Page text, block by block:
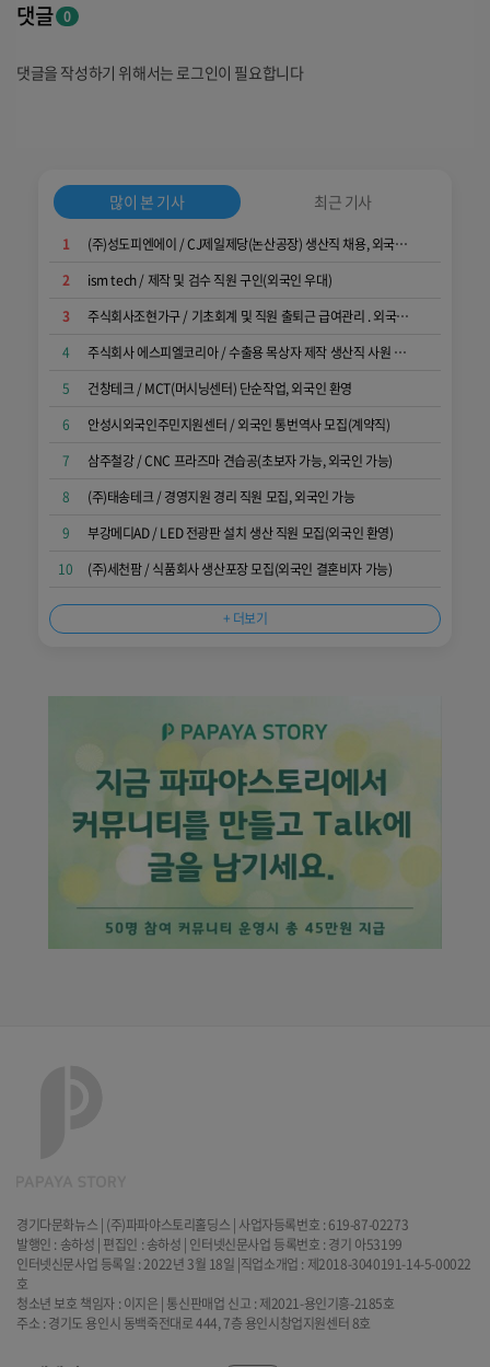
댓글 0
댓글을 작성하기 위해서는 로그인이 필요합니다
많이 본 기사 최근 기사
1
(주)성도피엔에이 / CJ제일제당(논산공장) 생산직 채용, 외국인 가능(F-2, F-4, F-5, F-6 가능), 단기계약 가능, 최대 실수령액 310만원 수준
2
ism tech / 제작 및 검수 직원 구인(외국인 우대)
3
주식회사조현가구 / 기초회계 및 직원 출퇴근 급여관리 . 외국인 관련업무를 해주실 인재를 모집합니다
4
주식회사 에스피엘코리아 / 수출용 목상자 제작 생산직 사원 모집
5
건창테크 / MCT(머시닝센터) 단순작업, 외국인 환영
6
안성시외국인주민지원센터 / 외국인 통번역사 모집(계약직)
7
삼주철강 / CNC 프라즈마 견습공(초보자 가능, 외국인 가능)
8
(주)태송테크 / 경영지원 경리 직원 모집, 외국인 가능
9
부강메디AD / LED 전광판 설치 생산 직원 모집(외국인 환영)
10
(주)세천팜 / 식품회사 생산포장 모집(외국인 결혼비자 가능)
+ 더보기
경기다문화뉴스 | (주)파파야스토리홀딩스 | 사업자등록번호 : 619-87-02273
발행인 : 송하성 | 편집인 : 송하성 | 인터넷신문사업 등록번호 : 경기 아53199
인터넷신문사업 등록일 : 2022년 3월 18일 |직업소개업 : 제2018-3040191-14-5-00022
호
청소년 보호 책임자 : 이지은 | 통신판매업 신고 : 제2021-용인기흥-2185호
주소 : 경기도 용인시 동백죽전대로 444, 7층 용인시창업지원센터 8호